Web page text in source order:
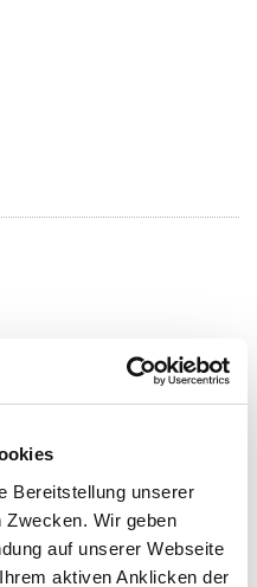
Bereitstellung unserer
Wir geben
auf unserer Webseite
aktiven Anklicken der